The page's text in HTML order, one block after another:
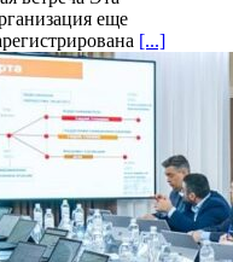
еще
[...]